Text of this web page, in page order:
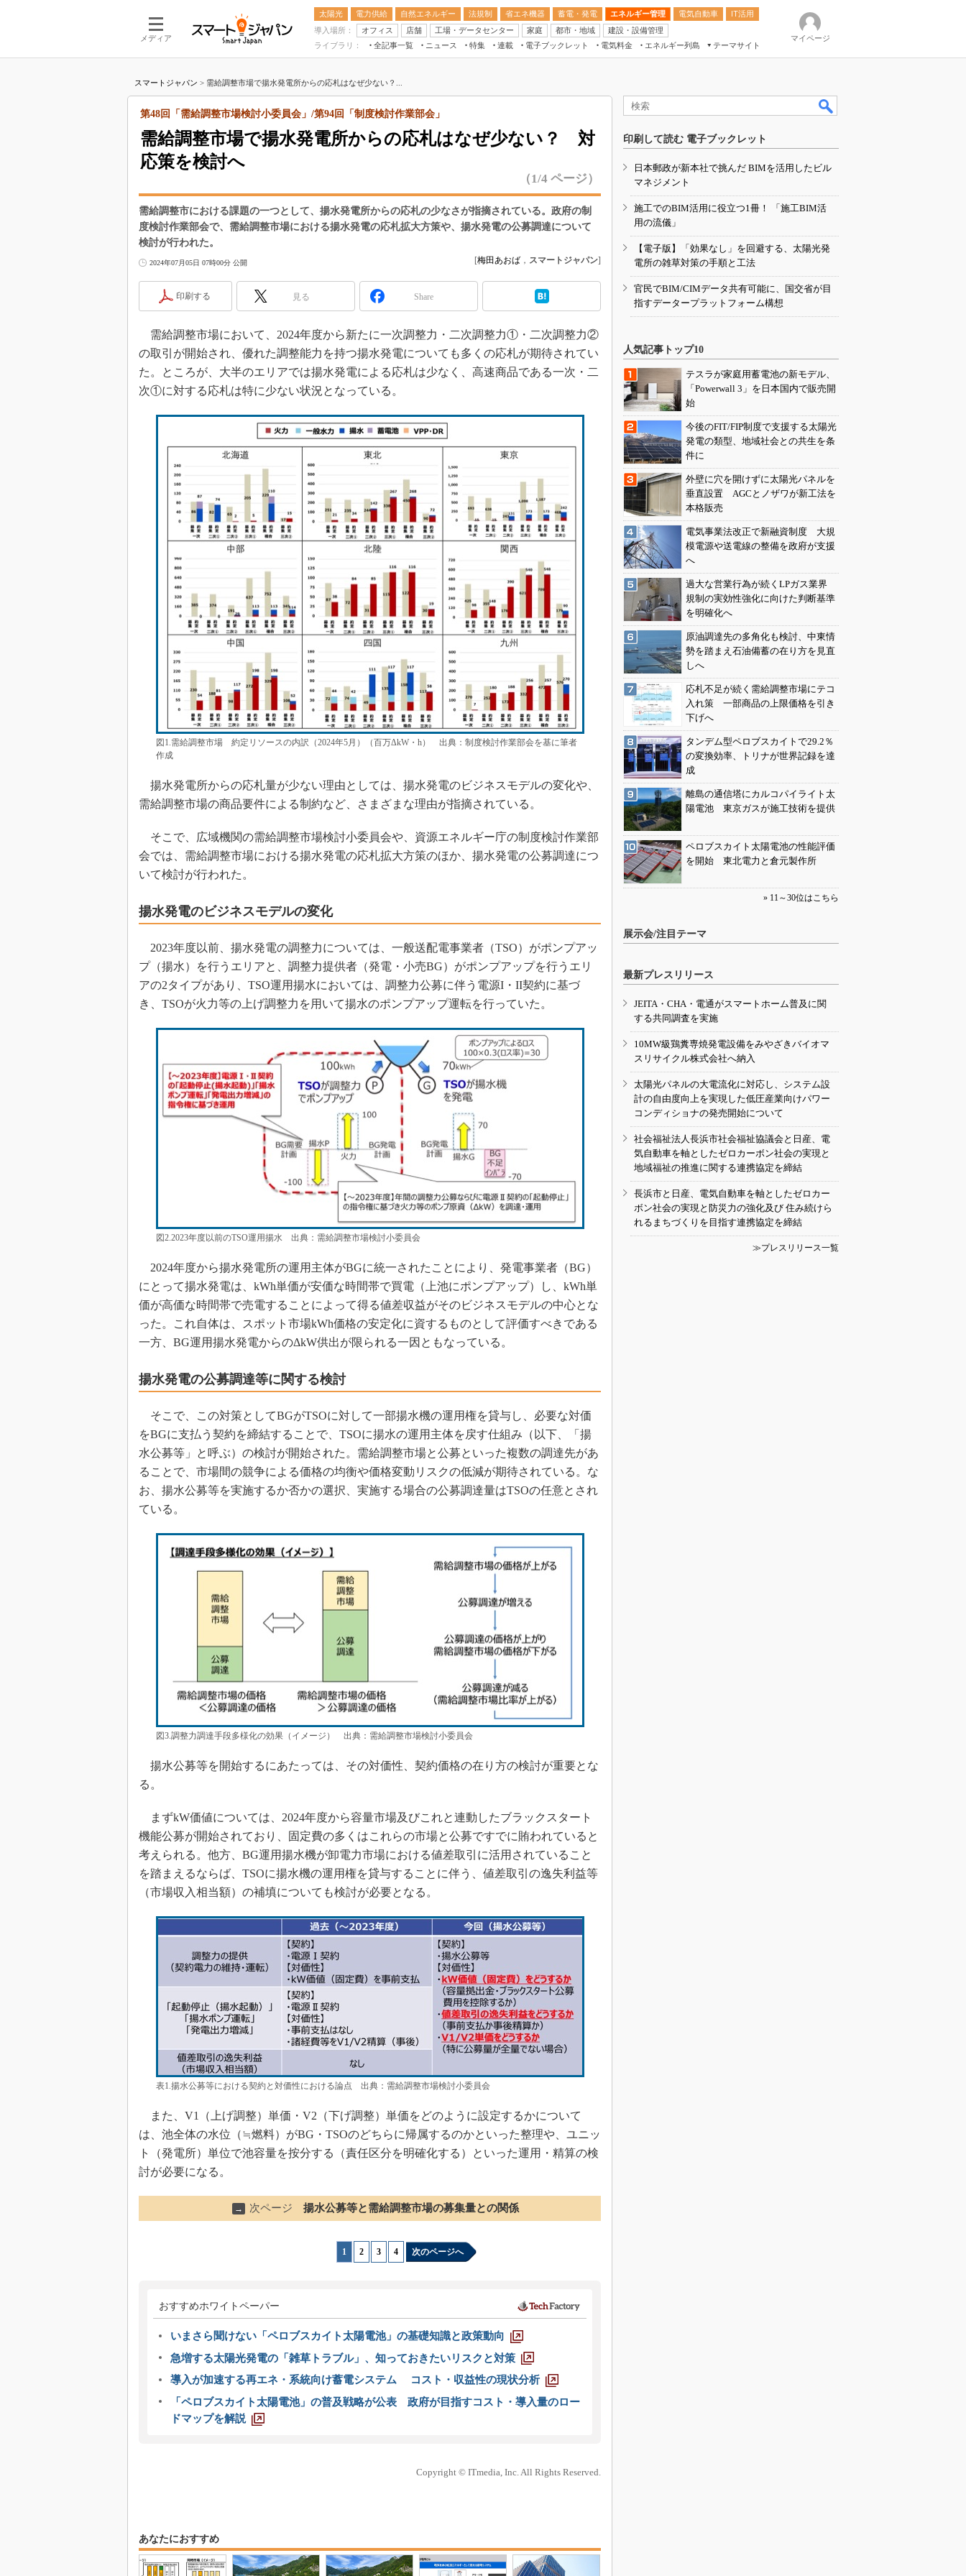
メディア
太陽光 電力供給 自然エネルギー 法規制 省エネ機器 蓄電・発電 エネルギー管理 電気自動車
IT活用
導入場所：
オフィス 店舗 工場・データセンター 家庭 都市・地域
建設・設備管理
ライブラリ：
全記事一覧 ニュース 特集 連載 電子ブックレット 電気料金 エネルギー列島
テーマサイト
新電力
電気料金ガイドブック
空調特集
BEMS
キーワード解説
マイページ
スマートジャパン > 需給調整市場で揚水発電所からの応札はなぜ少ない？...
需給調整市場で揚水発電所からの応札はなぜ少ない？ 対
応策を検討へ
第48回「需給調整市場検討小委員会」/第94回「制度検討作業部会」
（1/4 ページ）
需給調整市における課題の一つとして、揚水発電所からの応札の少なさが指摘されている。政府の制
度検討作業部会で、需給調整市場における揚水発電の応札拡大方策や、揚水発電の公募調達について
検討が行われた。
2024年07月05日 07時00分 公開 [梅田あおば ， スマートジャパン]
印刷する 見る Share
需給調整市場において、2024年度から新たに一次調整力・二次調整力①・二次調整力②
の取引が開始され、優れた調整能力を持つ揚水発電についても多くの応札が期待されてい
た。ところが、大半のエリアでは揚水発電による応札は少なく、高速商品である一次・二
次①に対する応札は特に少ない状況となっている。
図1.需給調整市場 約定リソースの内訳（2024年5月）（百万ΔkW・h） 出典：制度検討作業部会を基に筆者
作成
揚水発電所からの応札量が少ない理由としては、揚水発電のビジネスモデルの変化や、
需給調整市場の商品要件による制約など、さまざまな理由が指摘されている。
そこで、広域機関の需給調整市場検討小委員会や、資源エネルギー庁の制度検討作業部
会では、需給調整市場における揚水発電の応札拡大方策のほか、揚水発電の公募調達につ
いて検討が行われた。
揚水発電のビジネスモデルの変化
2023年度以前、揚水発電の調整力については、一般送配電事業者（TSO）がポンプアッ
プ（揚水）を行うエリアと、調整力提供者（発電・小売BG）がポンプアップを行うエリ
アの2タイプがあり、TSO運用揚水においては、調整力公募に伴う電源I・II契約に基づ
き、TSOが火力等の上げ調整力を用いて揚水のポンプアップ運転を行っていた。
図2.2023年度以前のTSO運用揚水 出典：需給調整市場検討小委員会
2024年度から揚水発電所の運用主体がBGに統一されたことにより、発電事業者（BG）
にとって揚水発電は、kWh単価が安価な時間帯で買電（上池にポンプアップ）し、kWh単
価が高価な時間帯で売電することによって得る値差収益がそのビジネスモデルの中心とな
った。これ自体は、スポット市場kWh価格の安定化に資するものとして評価すべきである
一方、BG運用揚水発電からのΔkW供出が限られる一因ともなっている。
揚水発電の公募調達等に関する検討
そこで、この対策としてBGがTSOに対して一部揚水機の運用権を貸与し、必要な対価
をBGに支払う契約を締結することで、TSOに揚水の運用主体を戻す仕組み（以下、「揚
水公募等」と呼ぶ）の検討が開始された。需給調整市場と公募といった複数の調達先があ
ることで、市場間の競争による価格の均衡や価格変動リスクの低減が期待されている。な
お、揚水公募等を実施するか否かの選択、実施する場合の公募調達量はTSOの任意とされ
ている。
図3.調整力調達手段多様化の効果（イメージ） 出典：需給調整市場検討小委員会
揚水公募等を開始するにあたっては、その対価性、契約価格の在り方の検討が重要とな
る。
まずkW価値については、2024年度から容量市場及びこれと連動したブラックスタート
機能公募が開始されており、固定費の多くはこれらの市場と公募ですでに賄われていると
考えられる。他方、BG運用揚水機が卸電力市場における値差取引に活用されていること
を踏まえるならば、TSOに揚水機の運用権を貸与することに伴う、値差取引の逸失利益等
（市場収入相当額）の補填についても検討が必要となる。
表1.揚水公募等における契約と対価性における論点 出典：需給調整市場検討小委員会
また、V1（上げ調整）単価・V2（下げ調整）単価をどのように設定するかについて
は、池全体の水位（≒燃料）がBG・TSOのどちらに帰属するのかといった整理や、ユニッ
ト（発電所）単位で池容量を按分する（責任区分を明確化する）といった運用・精算の検
討が必要になる。
→ 次ページ 揚水公募等と需給調整市場の募集量との関係
1 2 3 4 次のページへ
おすすめホワイトペーパー
いまさら聞けない「ペロブスカイト太陽電池」の基礎知識と政策動向
急増する太陽光発電の「雑草トラブル」、知っておきたいリスクと対策
導入が加速する再エネ・系統向け蓄電システム コスト・収益性の現状分析
「ペロブスカイト太陽電池」の普及戦略が公表 政府が目指すコスト・導入量のロー
ドマップを解説
Copyright © ITmedia, Inc. All Rights Reserved.
あなたにおすすめ
印刷して読む 電子ブックレット
日本郵政が新本社で挑んだ BIMを活用したビル
マネジメント
施工でのBIM活用に役立つ1冊！ 「施工BIM活
用の流儀」
【電子版】「効果なし」を回避する、太陽光発
電所の雑草対策の手順と工法
官民でBIM/CIMデータ共有可能に、国交省が目
指すデータープラットフォーム構想
人気記事トップ10
テスラが家庭用蓄電池の新モデル、
「Powerwall 3」を日本国内で販売開
始
今後のFIT/FIP制度で支援する太陽光
発電の類型、地域社会との共生を条
件に
外壁に穴を開けずに太陽光パネルを
垂直設置 AGCとノザワが新工法を
本格販売
電気事業法改正で新融資制度 大規
模電源や送電線の整備を政府が支援
へ
過大な営業行為が続くLPガス業界
規制の実効性強化に向けた判断基準
を明確化へ
原油調達先の多角化も検討、中東情
勢を踏まえ石油備蓄の在り方を見直
しへ
応札不足が続く需給調整市場にテコ
入れ策 一部商品の上限価格を引き
下げへ
タンデム型ペロブスカイトで29.2％
の変換効率、トリナが世界記録を達
成
離島の通信塔にカルコパイライト太
陽電池 東京ガスが施工技術を提供
ペロブスカイト太陽電池の性能評価
を開始 東北電力と倉元製作所
» 11～30位はこちら
展示会/注目テーマ
最新プレスリリース
JEITA・CHA・電通がスマートホーム普及に関
する共同調査を実施
10MW級鶏糞専焼発電設備をみやざきバイオマ
スリサイクル株式会社へ納入
太陽光パネルの大電流化に対応し、システム設
計の自由度向上を実現した低圧産業向けパワー
コンディショナの発売開始について
社会福祉法人長浜市社会福祉協議会と日産、電
気自動車を軸としたゼロカーボン社会の実現と
地域福祉の推進に関する連携協定を締結
長浜市と日産、電気自動車を軸としたゼロカー
ボン社会の実現と防災力の強化及び 住み続けら
れるまちづくりを目指す連携協定を締結
≫プレスリリース一覧